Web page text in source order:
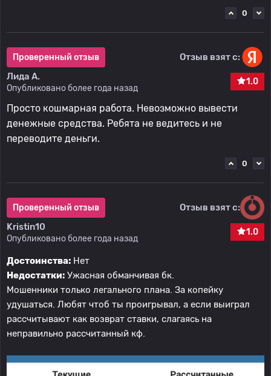
0
Проверенный отзыв
Отзыв взят с:
Лида А.
Опубликовано более года назад
1.0
Просто кошмарная работа. Невозможно вывести
денежные средства. Ребята не ведитесь и не
переводите деньги.
0
Проверенный отзыв
Отзыв взят с:
Kristin10
Опубликовано более года назад
1.0
Достоинства: Нет
Недостатки: Ужасная обманчивая бк.
Мошенники только легального плана. За копейку
удушаться. Любят чтоб ты проигрывал, а если выиграл
рассчитывают как возврат ставки, слагаясь на
неправильно рассчитанный кф.